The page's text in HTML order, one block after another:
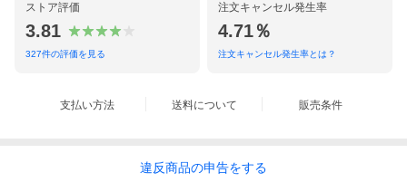
ストア評価
3.81
327件の評価を見る
注文キャンセル発生率
4.71％
注文キャンセル発生率とは？
支払い方法 送料について 販売条件
違反商品の申告をする